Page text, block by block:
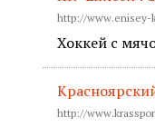
http://www.enisey-
Хоккей с
http://